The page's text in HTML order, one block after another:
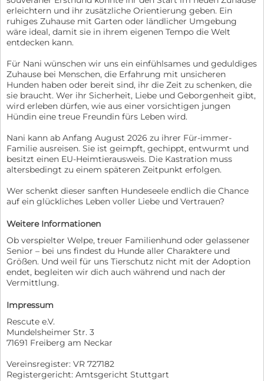
erleichtern und ihr zusätzliche Orientierung geben. Ein
ruhiges Zuhause mit Garten oder ländlicher Umgebung
wäre ideal, damit sie in ihrem eigenen Tempo die Welt
entdecken kann.
Für Nani wünschen wir uns ein einfühlsames und geduldiges
Zuhause bei Menschen, die Erfahrung mit unsicheren
Hunden haben oder bereit sind, ihr die Zeit zu schenken, die
sie braucht. Wer ihr Sicherheit, Liebe und Geborgenheit gibt,
wird erleben dürfen, wie aus einer vorsichtigen jungen
Hündin eine treue Freundin fürs Leben wird.
Nani kann ab Anfang August 2026 zu ihrer Für-immer-
Familie ausreisen. Sie ist geimpft, gechippt, entwurmt und
besitzt einen EU-Heimtierausweis. Die Kastration muss
altersbedingt zu einem späteren Zeitpunkt erfolgen.
Wer schenkt dieser sanften Hundeseele endlich die Chance
auf ein glückliches Leben voller Liebe und Vertrauen?
Weitere Informationen
Ob verspielter Welpe, treuer Familienhund oder gelassener
Senior – bei uns findest du Hunde aller Charaktere und
Größen. Und weil für uns Tierschutz nicht mit der Adoption
endet, begleiten wir dich auch während und nach der
Vermittlung.
Impressum
Rescute e.V.
Mundelsheimer Str. 3
71691 Freiberg am Neckar
Vereinsregister: VR 727182
Registergericht: Amtsgericht Stuttgart